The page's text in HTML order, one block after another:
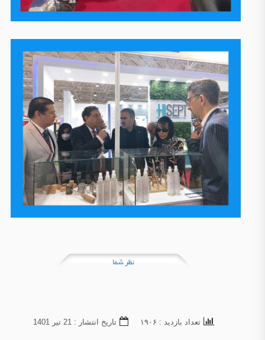
نظر شما
تعداد بازدید : ۱۹۰۶ تاریخ انتشار : 21 تير 1401